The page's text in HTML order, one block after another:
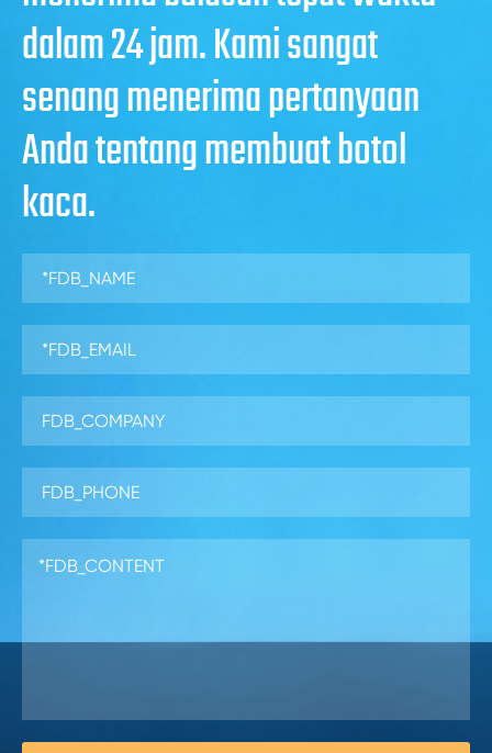
dalam 24 jam. Kami sangat
senang menerima pertanyaan
Anda tentang membuat botol
kaca.